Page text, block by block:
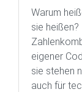
Warum
sie
eigener
sie stehen
auch für